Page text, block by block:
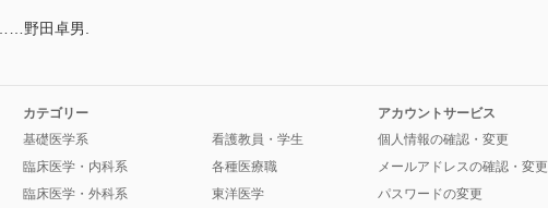
野田卓男.
カテゴリー
基礎医学系
臨床医学・内科系
臨床医学・外科系
看護教員・学生
各種医療職
東洋医学
アカウントサービス
個人情報の確認・変更
メールアドレスの確認・変更
パスワードの変更